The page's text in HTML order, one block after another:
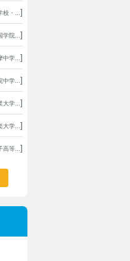
校・... ]
学院... ]
中学... ]
中学... ]
大学... ]
大学... ]
高等... ]